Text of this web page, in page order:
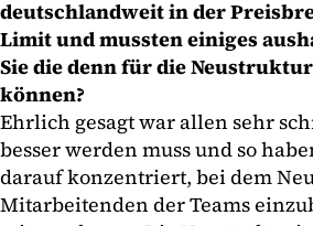
deutschlandweit in der
Limit und mussten einiges
Sie die denn für die
können?
Ehrlich gesagt war allen sehr
besser werden muss und so
darauf konzentriert, bei dem
Mitarbeitenden der Teams